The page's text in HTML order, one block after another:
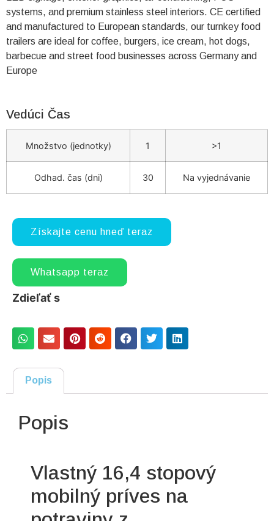
systems, and premium stainless steel interiors. CE certified
and manufactured to European standards, our turnkey food
trailers are ideal for coffee, burgers, ice cream, hot dogs,
barbecue and street food businesses across Germany and
Europe
Vedúci Čas
Množstvo (jednotky) 1 >1
Odhad. čas (dni) 30 Na vyjednávanie
Získajte cenu hneď teraz
Whatsapp teraz
Zdieľať s
Popis
Popis
Vlastný 16,4 stopový
mobilný príves na